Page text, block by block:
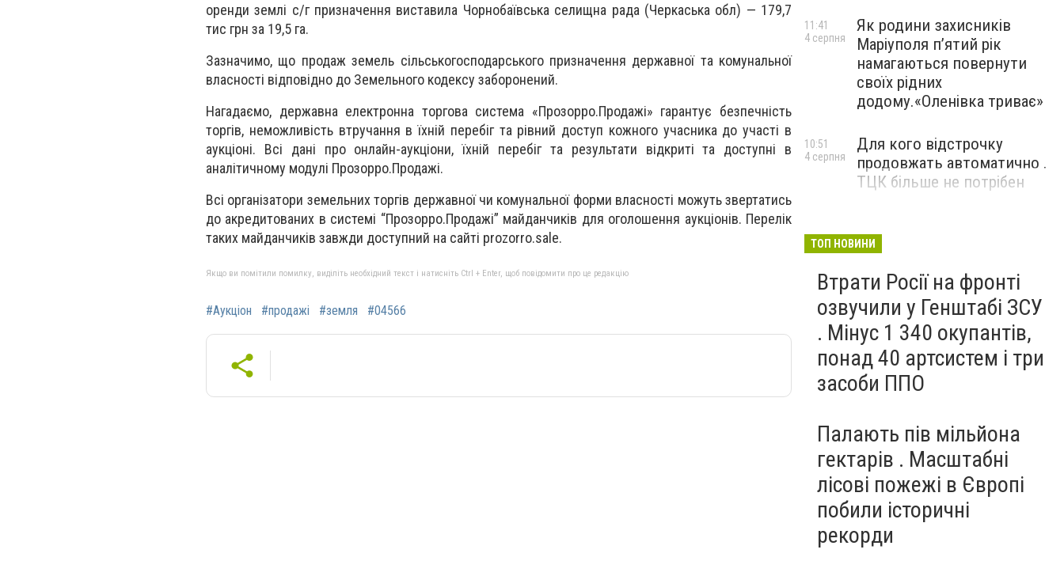
оренди землі с/г призначення виставила Чорнобаївська селищна рада (Черкаська обл) — 179,7
тис грн за 19,5 га.
Зазначимо, що продаж земель сільськогосподарського призначення державної та комунальної
власності відповідно до Земельного кодексу заборонений.
Нагадаємо, державна електронна торгова система «Прозорро.Продажі» гарантує безпечність
торгів, неможливість втручання в їхній перебіг та рівний доступ кожного учасника до участі в
аукціоні. Всі дані про онлайн-аукціони, їхній перебіг та результати відкриті та доступні в
аналітичному модулі Прозорро.Продажі.
Всі організатори земельних торгів державної чи комунальної форми власності можуть звертатись
до акредитованих в системі “Прозорро.Продажі” майданчиків для оголошення аукціонів. Перелік
таких майданчиків завжди доступний на сайті prozorro.sale.
Якщо ви помітили помилку, виділіть необхідний текст і натисніть Ctrl + Enter, щоб повідомити про це редакцію
#Аукціон #продажі #земля #04566
Як родини захисників
Маріуполя пʼятий рік
намагаються повернути
своїх рідних
додому.«Оленівка триває»
11:41
4 серпня
Для кого відстрочку
продовжать автоматично .
ТЦК більше не потрібен
10:51
4 серпня
ТОП НОВИНИ
Втрати Росії на фронті
озвучили у Генштабі ЗСУ
. Мінус 1 340 окупантів,
понад 40 артсистем і три
засоби ППО
Палають пів мільйона
гектарів . Масштабні
лісові пожежі в Європі
побили історичні
рекорди